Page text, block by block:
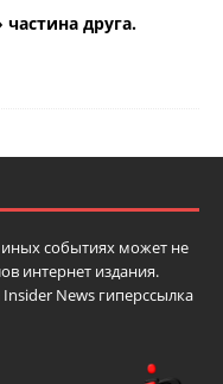
друга.
событиях может не
интернет издания.
News гиперссылка